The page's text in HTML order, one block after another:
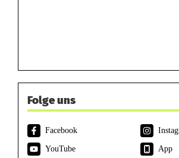
Folge uns
Facebook
YouTube
App